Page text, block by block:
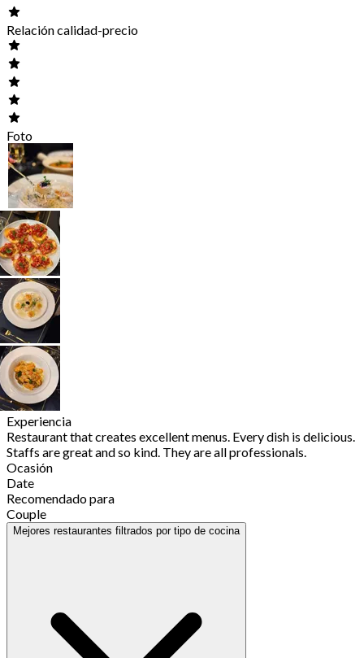
Relación calidad-precio
Foto
Experiencia
Restaurant that creates excellent menus. Every dish is delicious.
Staffs are great and so kind. They are all professionals.
Ocasión
Date
Recomendado para
Couple
Mejores restaurantes filtrados por tipo de cocina